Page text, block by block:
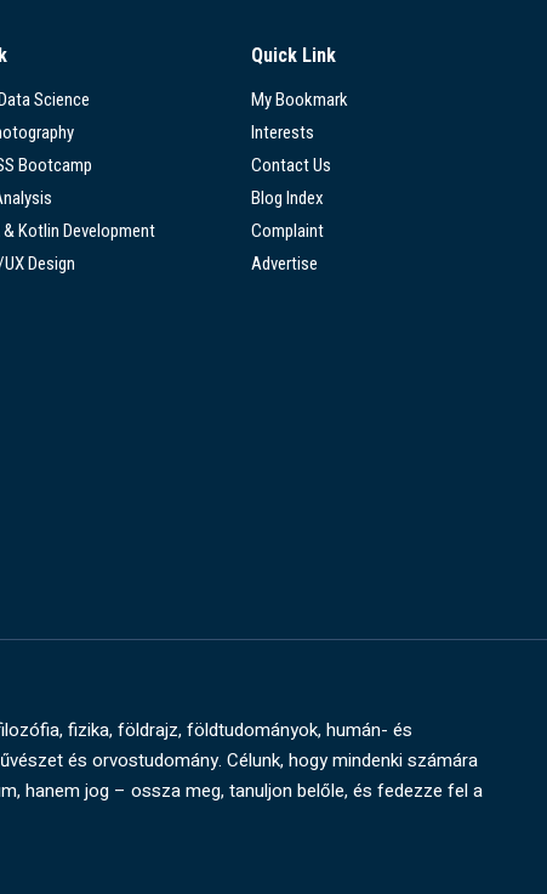
Science
Bootcamp
Kotlin Development
Design
Quick Link
My Bookmark
Interests
Contact Us
Blog Index
Complaint
Advertise
fizika, földrajz, földtudományok, humán- és
és orvostudomány. Célunk, hogy mindenki számára
hanem jog – ossza meg, tanuljon belőle, és fedezze fel a